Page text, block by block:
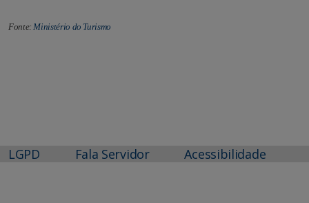
Fonte:Ministério do Turismo
LGPD Fala Servidor Acessibilidade